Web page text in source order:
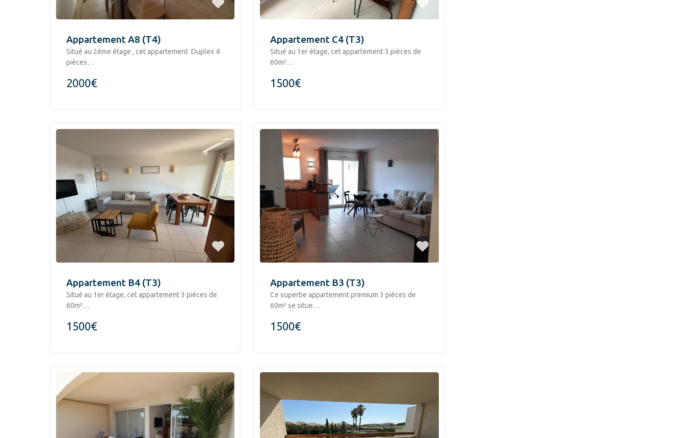
Appartement A8 (T4)
Situé au 2ème étage , cet appartement Duplex 4
pièces…
2000€
Appartement C4 (T3)
Situé au 1er étage, cet appartement 3 pièces de
60m²…
1500€
Appartement B4 (T3)
Situé au 1er étage, cet appartement 3 pièces de
60m²…
1500€
Appartement B3 (T3)
​Ce superbe appartement premium 3 pièces de
60m² se situe…
1500€